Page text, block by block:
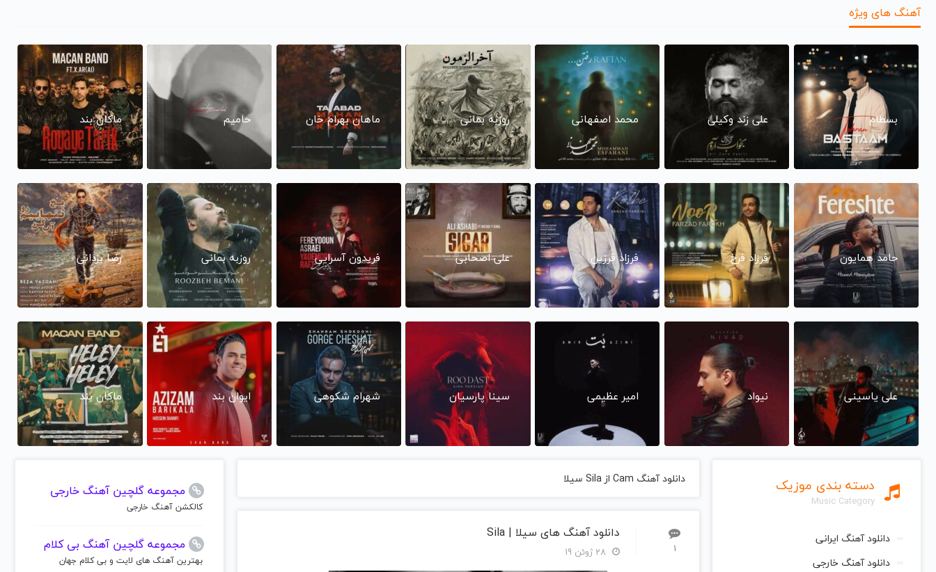
آهنگ های ویژه
بسطام علی زند وکیلی محمد اصفهانی روزبه بمانی ماهان بهرام خان حامیم ماکان بند
حامد همایون فرزاد فرخ فرزاد فرزین علی اصحابی فریدون آسرایی روزبه بمانی رضا یزدانی
علی یاسینی نیواد امیر عظیمی سینا پارسیان شهرام شکوهی ایوان بند ماکان بند
دسته بندی موزیک
Music Category
دانلود آهنگ ایرانی
دانلود آهنگ خارجی
دانلود آهنگ Cam از Sila سیلا
1
دانلود آهنگ های سیلا | Sila
مجموعه گلچین آهنگ خارجی
کالکشن آهنگ خارجی
مجموعه گلچین آهنگ بی کلام
بهترین آهنگ های لایت و بی کلام جهان